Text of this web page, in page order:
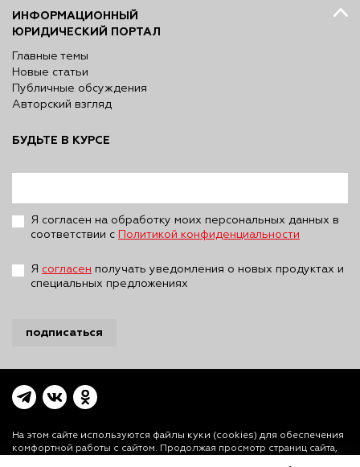
ИНФОРМАЦИОННЫЙ
ЮРИДИЧЕСКИЙ ПОРТАЛ
Главные темы
Новые статьи
Публичные обсуждения
Авторский взгляд
БУДЬТЕ В КУРСЕ
Я согласен на обработку моих персональных данных в
соответствии с Политикой конфиденциальности
Я согласен получать уведомления о новых продуктах и
специальных предложениях
подписаться
На этом сайте используются файлы куки (cookies) для обеспечения
комфортной работы с сайтом. Продолжая просмотр страниц сайта,